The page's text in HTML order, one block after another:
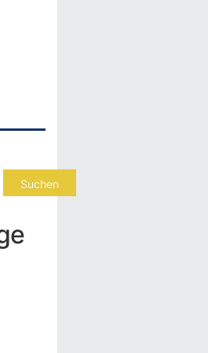
Suchen